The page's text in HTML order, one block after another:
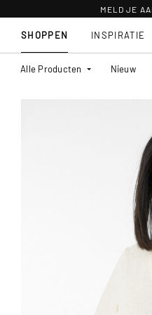
MELD JE
SHOPPEN
Alle Producten Nieuw
INSPIRATIE